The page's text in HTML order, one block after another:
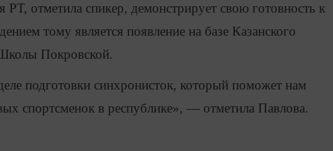
РТ, отметила спикер, демонстрирует свою готовность к
тому является появление на базе Казанского
Покровской.
подготовки синхронисток, который поможет нам
спортсменок в республике», — отметила Павлова.